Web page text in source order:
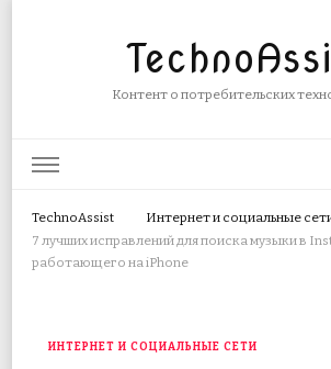
Контент о потребительских
TechnoAssist
Интернет и социальные
7 лучших исправлений для поиска музыки в
работающего на iPhone
ИНТЕРНЕТ И СОЦИАЛЬНЫЕ СЕТИ